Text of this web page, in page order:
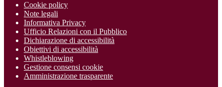
Cookie policy
Note legali
Informativa Privacy
Ufficio Relazioni con il Pubblico
Dichiarazione di accessibilità
Obiettivi di accessibilità
Whistleblowing
Gestione consensi cookie
Amministrazione trasparente